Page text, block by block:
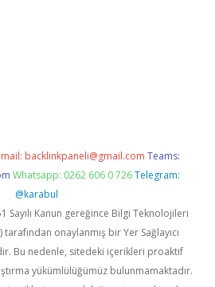
mail: backlinkpaneli@gmail.com Teams:
Whatsapp: 0262 606 0 726 Telegram:
@karabul
Sayılı Kanun gereğince Bilgi Teknolojileri
onaylanmış bir Yer Sağlayıcı
Bu nedenle, sitedeki içerikleri proaktif
yükümlülüğümüz bulunmamaktadır.